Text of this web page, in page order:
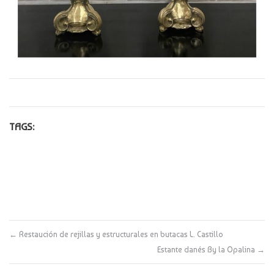
TAGS:
← Restaución de rejillas y estructurales en butacas L. Castillo
Estante danés By la Opalina →